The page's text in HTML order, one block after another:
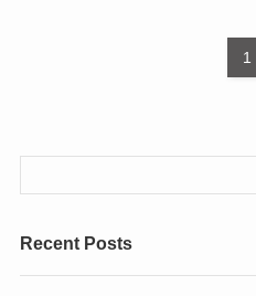
1
Recent Posts